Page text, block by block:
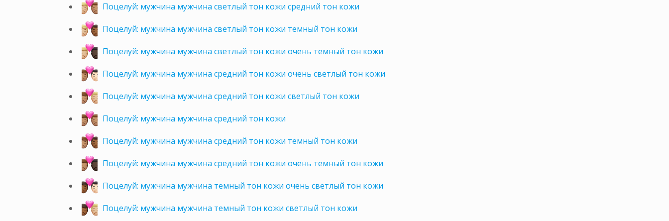
Поцелуй: мужчина мужчина светлый тон кожи средний тон кожи
Поцелуй: мужчина мужчина светлый тон кожи темный тон кожи
Поцелуй: мужчина мужчина светлый тон кожи очень темный тон кожи
Поцелуй: мужчина мужчина средний тон кожи очень светлый тон кожи
Поцелуй: мужчина мужчина средний тон кожи светлый тон кожи
Поцелуй: мужчина мужчина средний тон кожи
Поцелуй: мужчина мужчина средний тон кожи темный тон кожи
Поцелуй: мужчина мужчина средний тон кожи очень темный тон кожи
Поцелуй: мужчина мужчина темный тон кожи очень светлый тон кожи
Поцелуй: мужчина мужчина темный тон кожи светлый тон кожи